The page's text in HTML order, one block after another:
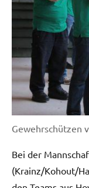
Gewehrschützen
Bei der
(Krainz/Kohout/